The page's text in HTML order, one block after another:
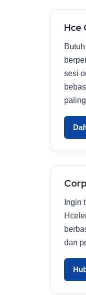
Hce
sesi
Ingin
dan